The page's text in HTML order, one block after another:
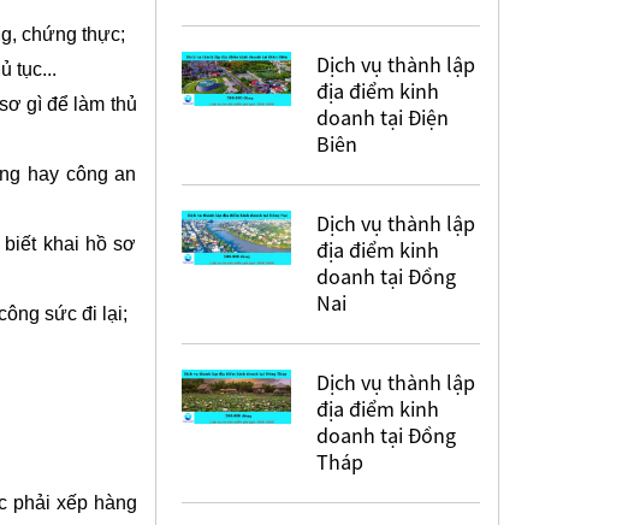
chứng thực;
tục...
gì để làm thủ
hay công an
khai hồ sơ
sức đi lại;
phải xếp hàng
Dịch vụ thành lập
địa điểm kinh
doanh tại Điện
Biên
Dịch vụ thành lập
địa điểm kinh
doanh tại Đồng
Nai
Dịch vụ thành lập
địa điểm kinh
doanh tại Đồng
Tháp